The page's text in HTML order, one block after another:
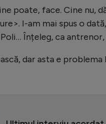
poate, face. Cine nu,
I-am mai spus o
Înțeleg, ca antrenor,
dar asta e